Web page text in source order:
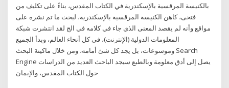
بالكنيسة المرقسية بالإسكندرية في الكتاب المقدس، بناءً على تكليف من
فتحى، كاهن الكنيسة المرقسية بالإسكندرية، لبحث ما تم نشره على
مواقع وأنه لم يقصد المعنى الذي جاء في كلامه في الج لقد انتشرت شبكة
المعلومات الدولية (الإنترنت)، فى كل أنحاء العالم، وبدأ الجميع
وموسوعات، بل يجد كل شئ أمامه، ومن خلال ماكينة البحث Search
Engine يصل إلى أدق معلومة وبالطبع سيجد الباحث العديد من الدراسات
حول الكتاب المقدس، والإيمان